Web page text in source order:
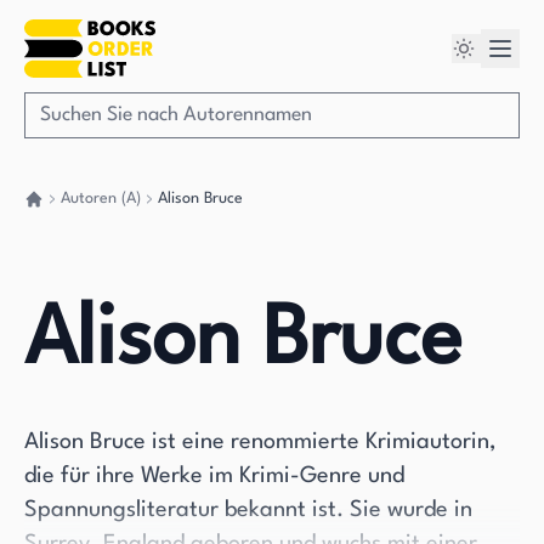
Autoren (A) Alison Bruce
Alison Bruce
Alison Bruce ist eine renommierte Krimiautorin,
die für ihre Werke im Krimi-Genre und
Spannungsliteratur bekannt ist. Sie wurde in